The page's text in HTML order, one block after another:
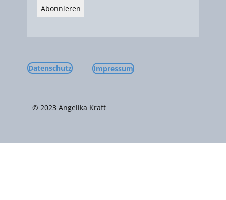
Impressum
Datenschutz
© 2023 ​Angelika Kraft